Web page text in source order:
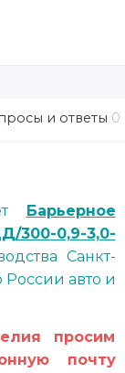
и ответы 0
Барьерное
300-0,9-3,0-
Санкт-
России авто и
просим
почту